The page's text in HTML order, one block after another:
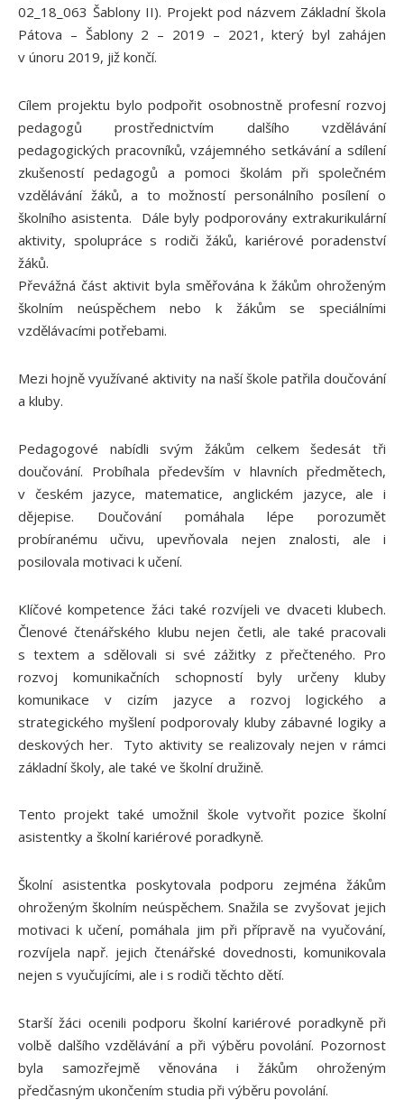
02_18_063 Šablony II). Projekt pod názvem Základní škola
Pátova – Šablony 2 – 2019 – 2021, který byl zahájen
v únoru 2019, již končí.
Cílem projektu bylo podpořit osobnostně profesní rozvoj
pedagogů prostřednictvím dalšího vzdělávání
pedagogických pracovníků, vzájemného setkávání a sdílení
zkušeností pedagogů a pomoci školám při společném
vzdělávání žáků, a to možností personálního posílení o
školního asistenta. Dále byly podporovány extrakurikulární
aktivity, spolupráce s rodiči žáků, kariérové poradenství
žáků.
Převážná část aktivit byla směřována k žákům ohroženým
školním neúspěchem nebo k žákům se speciálními
vzdělávacími potřebami.
Mezi hojně využívané aktivity na naší škole patřila doučování
a kluby.
Pedagogové nabídli svým žákům celkem šedesát tři
doučování. Probíhala především v hlavních předmětech,
v českém jazyce, matematice, anglickém jazyce, ale i
dějepise. Doučování pomáhala lépe porozumět
probíranému učivu, upevňovala nejen znalosti, ale i
posilovala motivaci k učení.
Klíčové kompetence žáci také rozvíjeli ve dvaceti klubech.
Členové čtenářského klubu nejen četli, ale také pracovali
s textem a sdělovali si své zážitky z přečteného. Pro
rozvoj komunikačních schopností byly určeny kluby
komunikace v cizím jazyce a rozvoj logického a
strategického myšlení podporovaly kluby zábavné logiky a
deskových her. Tyto aktivity se realizovaly nejen v rámci
základní školy, ale také ve školní družině.
Tento projekt také umožnil škole vytvořit pozice školní
asistentky a školní kariérové poradkyně.
Školní asistentka poskytovala podporu zejména žákům
ohroženým školním neúspěchem. Snažila se zvyšovat jejich
motivaci k učení, pomáhala jim při přípravě na vyučování,
rozvíjela např. jejich čtenářské dovednosti, komunikovala
nejen s vyučujícími, ale i s rodiči těchto dětí.
Starší žáci ocenili podporu školní kariérové poradkyně při
volbě dalšího vzdělávání a při výběru povolání. Pozornost
byla samozřejmě věnována i žákům ohroženým
předčasným ukončením studia při výběru povolání.